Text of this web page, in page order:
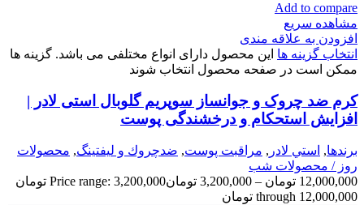
Add to compare
مشاهده سریع
افزودن به علاقه مندی
انتخاب گزینه ها این محصول دارای انواع مختلفی می باشد. گزینه ها
ممکن است در صفحه محصول انتخاب شوند
کرم ضد چروک و جوانساز سوپریم گلوبال استی لادر |
افزایش استحکام و درخشندگی پوست
برندها, استي لادر , مراقبت پوست, ضدچروك و ليفتينگ, محصولات
روز / محصولات شب
12,000,000 تومان –
3,200,000 تومان
Price range: 3,200,000 تومان
through 12,000,000 تومان